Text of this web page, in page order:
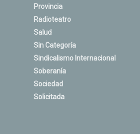
Provincia
Radioteatro
Salud
Sin Categoría
Sindicalismo Internacional
Soberanía
Sociedad
Solicitada